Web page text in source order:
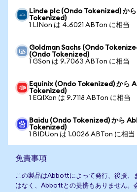
Linde plc (Ondo Tokenized) か
Tokenized)
1 LINon は 4.6021 ABTon に相当
Goldman Sachs (Ondo
(Ondo Tokenized)
1 GSon は 9.7063 ABTon に相当
Equinix (Ondo Tokenized) から
Tokenized)
1 EQIXon は 9.7118 ABTon に相当
Baidu (Ondo Tokenized) から
Tokenized)
1 BIDUon は 1.0026 ABTon に相当
免責事項
この製品はAbbottによって発行、後援、
はなく、Abbottとの提携もありません。